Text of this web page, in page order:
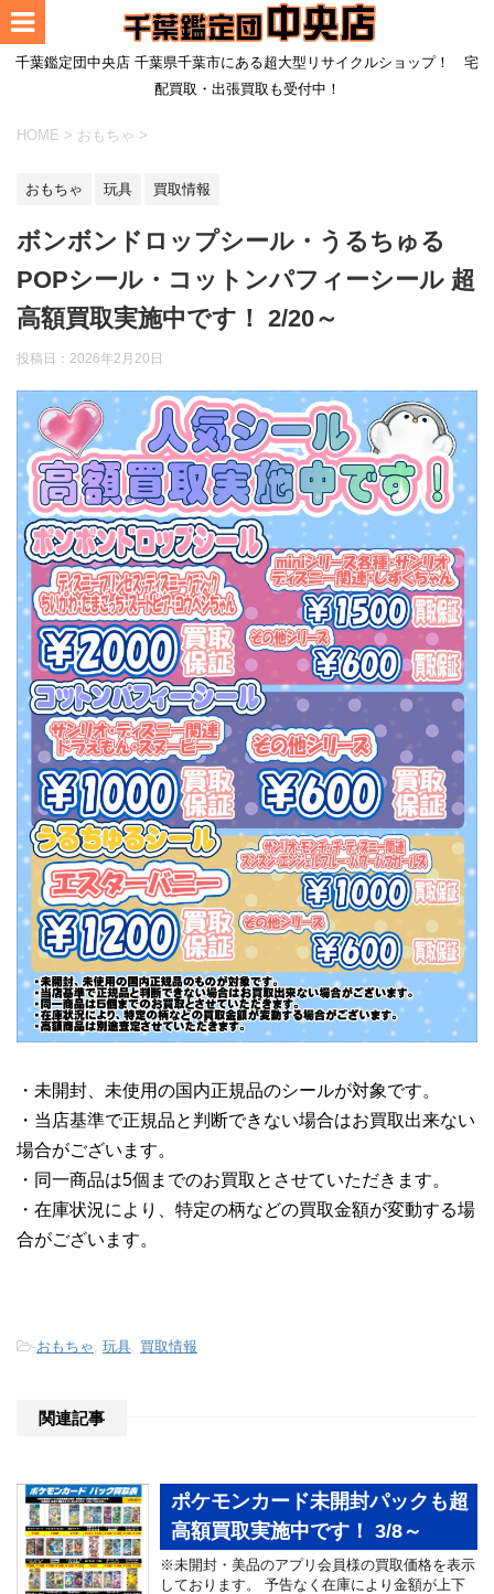
千葉鑑定団中央店 千葉県千葉市にある超大型リサイクルショップ！ 宅
配買取・出張買取も受付中！
HOME > おもちゃ >
おもちゃ 玩具 買取情報
ボンボンドロップシール・うるちゅる
POPシール・コットンパフィーシール 超
高額買取実施中です！ 2/20～
投稿日： 2026年2月20日
・未開封、未使用の国内正規品のシールが対象です。
・当店基準で正規品と判断できない場合はお買取出来ない
場合がございます。
・同一商品は5個までのお買取とさせていただきます。
・在庫状況により、特定の柄などの買取金額が変動する場
合がございます。
-おもちゃ 玩具 買取情報
関連記事
ポケモンカード未開封パックも超
高額買取実施中です！ 3/8～
※未開封・美品のアプリ会員様の買取価格を表示
しております。 予告なく在庫により金額が上下